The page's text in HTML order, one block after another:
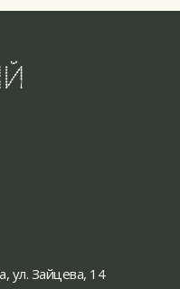
ул. Зайцева, 14